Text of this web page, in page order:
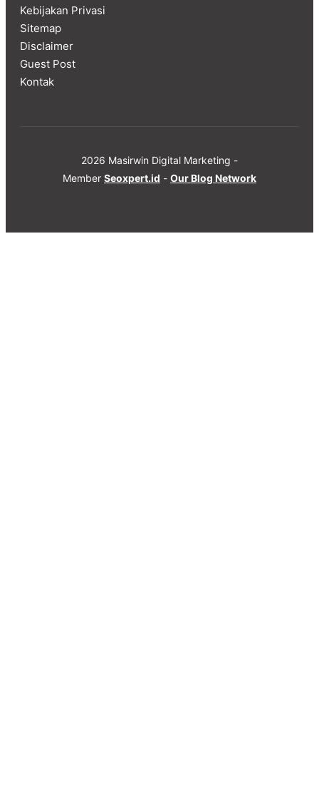
Kebijakan Privasi
Sitemap
Disclaimer
Guest Post
Kontak
2026 Masirwin Digital Marketing -
Member Seoxpert.id - Our Blog Network